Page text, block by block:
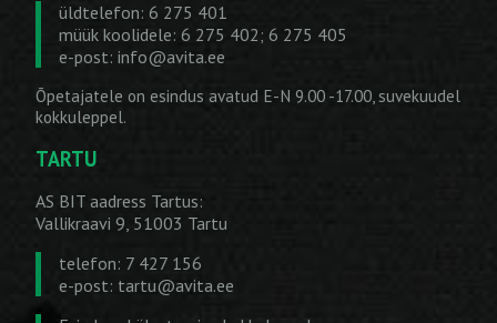
üldtelefon: 6 275 401
müük koolidele: 6 275 402; 6 275 405
e-post: info@avita.ee
Õpetajatele on esindus avatud E-N 9.00 -17.00, suvekuudel
kokkuleppel.
TARTU
AS BIT aadress Tartus:
Vallikraavi 9, 51003 Tartu
telefon: 7 427 156
e-post: tartu@avita.ee